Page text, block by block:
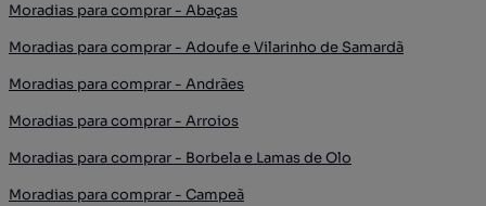
Moradias para comprar - Abaças
Moradias para comprar - Adoufe e Vilarinho de Samardã
Moradias para comprar - Andrães
Moradias para comprar - Arroios
Moradias para comprar - Borbela e Lamas de Olo
Moradias para comprar - Campeã